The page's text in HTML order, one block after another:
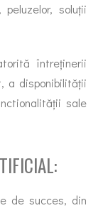
soluții
întreținerii
a disponibilității
sale
de succes, din